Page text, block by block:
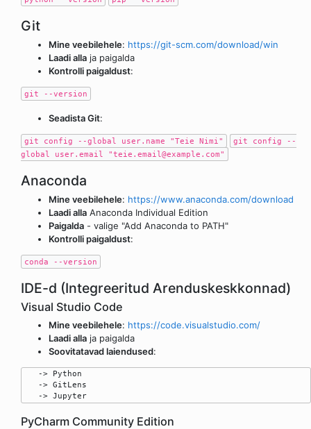
Git
Mine veebilehele: https://git-scm.com/download/win
Laadi alla ja paigalda
Kontrolli paigaldust:
git --version
Seadista Git:
git config --global user.name "Teie Nimi"
git config --
global user.email "teie.email@example.com"
Anaconda
Mine veebilehele: https://www.anaconda.com/download
Laadi alla Anaconda Individual Edition
Paigalda - valige "Add Anaconda to PATH"
Kontrolli paigaldust:
conda --version
IDE-d (Integreeritud Arenduskeskkonnad)
Visual Studio Code
Mine veebilehele: https://code.visualstudio.com/
Laadi alla ja paigalda
Soovitatavad laiendused:
   -> Python
   -> GitLens
PyCharm Community Edition